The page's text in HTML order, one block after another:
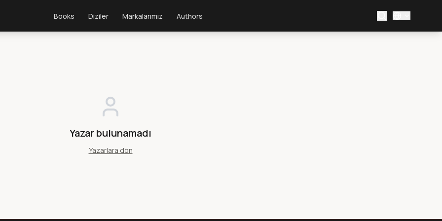
Books Diziler Markalarımız Authors
Yazar bulunamadı
Yazarlara dön